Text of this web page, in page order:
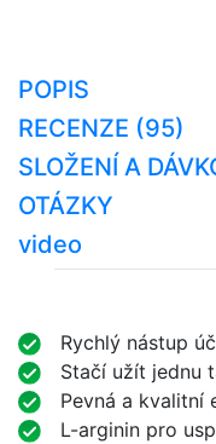
POPIS
RECENZE (95)
SLOŽENÍ A
OTÁZKY
video
Rychlý nástup
Stačí užít jednu
Pevná a kvalitní
L-arginin pro